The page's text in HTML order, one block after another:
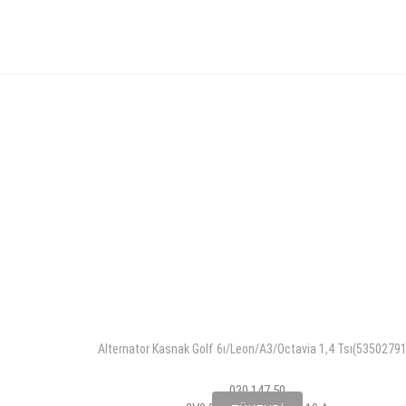
Alternator Kasnak Golf 6ı/Leon/A3/Octavia 1,4
030 147 50